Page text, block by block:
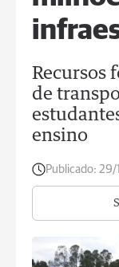
Recursos
de
ensino
Publicado: 29/